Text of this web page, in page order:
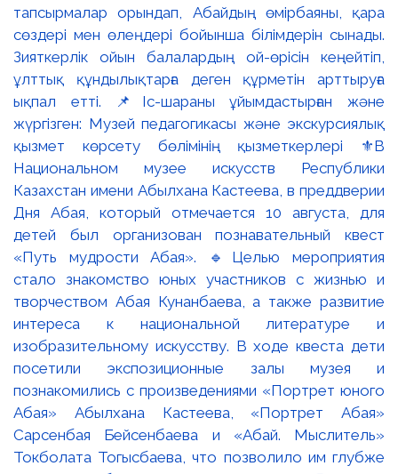
тапсырмалар орындап, Абайдың өмірбаяны, қара
сөздері мен өлеңдері бойынша білімдерін сынады.
Зияткерлік ойын балалардың ой-өрісін кеңейтіп,
ұлттық құндылықтарға деген құрметін арттыруға
ықпал етті. 📌Іс-шараны ұйымдастырған және
жүргізген: Музей педагогикасы және экскурсиялық
қызмет көрсету бөлімінің қызметкерлері ⚜️В
Национальном музее искусств Республики
Казахстан имени Абылхана Кастеева, в преддверии
Дня Абая, который отмечается 10 августа, для
детей был организован познавательный квест
«Путь мудрости Абая». 🔹Целью мероприятия
стало знакомство юных участников с жизнью и
творчеством Абая Кунанбаева, а также развитие
интереса к национальной литературе и
изобразительному искусству. В ходе квеста дети
посетили экспозиционные залы музея и
познакомились с произведениями «Портрет юного
Абая» Абылхана Кастеева, «Портрет Абая»
Сарсенбая Бейсенбаева и «Абай. Мыслитель»
Токболата Тогысбаева, что позволило им глубже